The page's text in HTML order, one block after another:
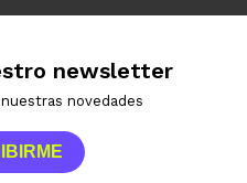
newsletter
novedades